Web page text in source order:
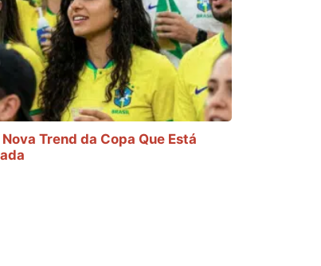
Nova Trend da Copa Que Está